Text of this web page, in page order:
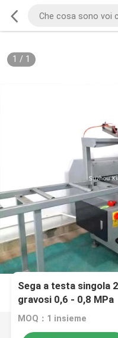
1 / 1
Sega a testa singola
gravosi 0,6 - 0,8 MPa
MOQ：1 insieme